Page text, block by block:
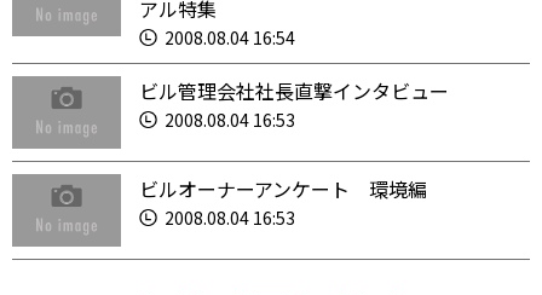
アル特集
2008.08.04 16:54
ビル管理会社社長直撃インタビュー
2008.08.04 16:53
ビルオーナーアンケート 環境編
2008.08.04 16:53